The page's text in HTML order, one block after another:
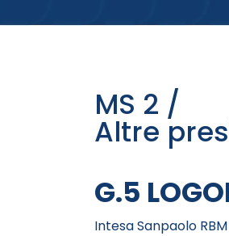
MS 2 /
Altre
G.5
Intesa Sanpaolo